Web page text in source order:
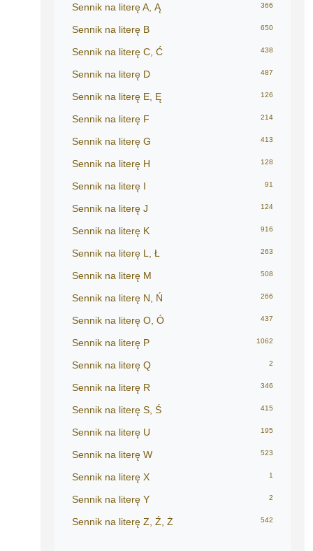
Sennik na literę A, Ą 366
Sennik na literę B 650
Sennik na literę C, Ć 438
Sennik na literę D 487
Sennik na literę E, Ę 126
Sennik na literę F 214
Sennik na literę G 413
Sennik na literę H 128
Sennik na literę I 91
Sennik na literę J 124
Sennik na literę K 916
Sennik na literę L, Ł 263
Sennik na literę M 508
Sennik na literę N, Ń 266
Sennik na literę O, Ó 437
Sennik na literę P 1062
Sennik na literę Q 2
Sennik na literę R 346
Sennik na literę S, Ś 415
Sennik na literę U 195
Sennik na literę W 523
Sennik na literę X 1
Sennik na literę Y 2
Sennik na literę Z, Ź, Ż 542